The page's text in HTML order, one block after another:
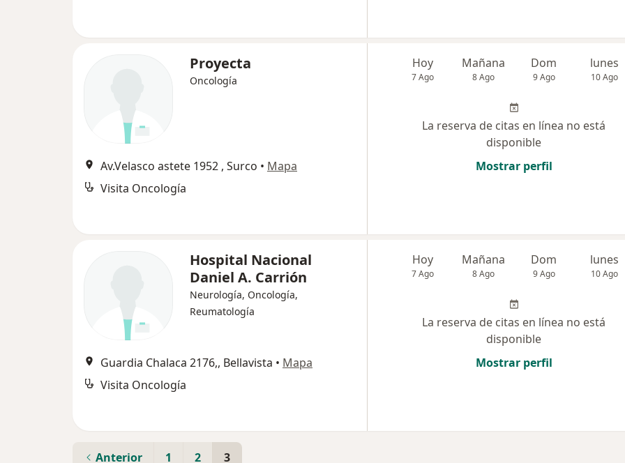
Proyecta
Oncología
Av.Velasco astete 1952 , Surco • Mapa
Visita Oncología
Hoy
7 Ago
Mañana
8 Ago
Dom
9 Ago
lunes
10 Ago
La reserva de citas en línea no está
disponible
Mostrar perfil
Hospital Nacional
Daniel A. Carrión
Neurología, Oncología,
Reumatología
Guardia Chalaca 2176,, Bellavista • Mapa
Visita Oncología
Hoy
7 Ago
Mañana
8 Ago
Dom
9 Ago
lunes
10 Ago
La reserva de citas en línea no está
disponible
Mostrar perfil
Anterior 1 2 3